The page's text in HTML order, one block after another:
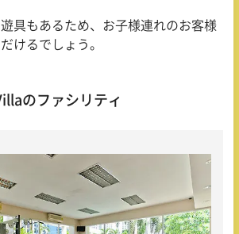
具もあるため、お子様連れのお客様
けるでしょう。
のファシリティ